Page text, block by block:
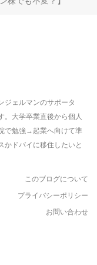
ジェルマンのサポータ
。大学卒業直後から個人
で勉強→起業へ向けて準
かドバイに移住したいと
このブログについて
プライバシーポリシー
お問い合わせ